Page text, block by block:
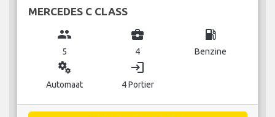
MERCEDES C CLASS
group
5
business_center
4
local_gas_station
Benzine
miscellaneous_services
Automaat
login
4 Portier